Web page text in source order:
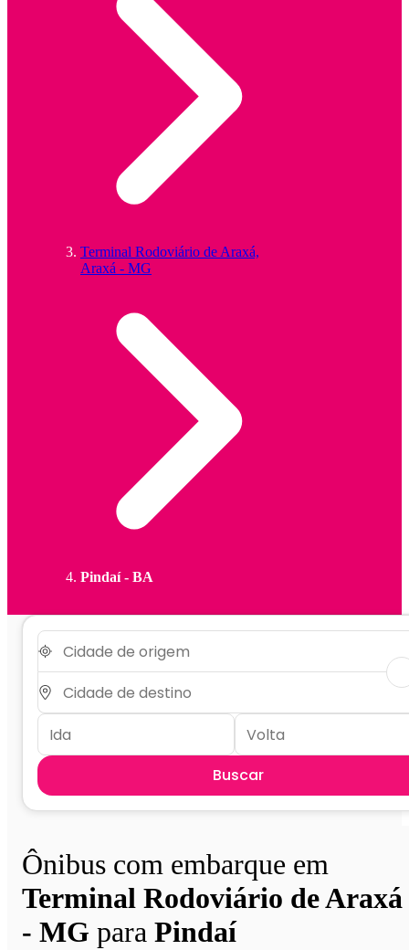
Terminal Rodoviário de Araxá,
Araxá - MG
Pindaí - BA
Buscar
Ônibus com embarque em
Terminal Rodoviário de Araxá
- MG para Pindaí